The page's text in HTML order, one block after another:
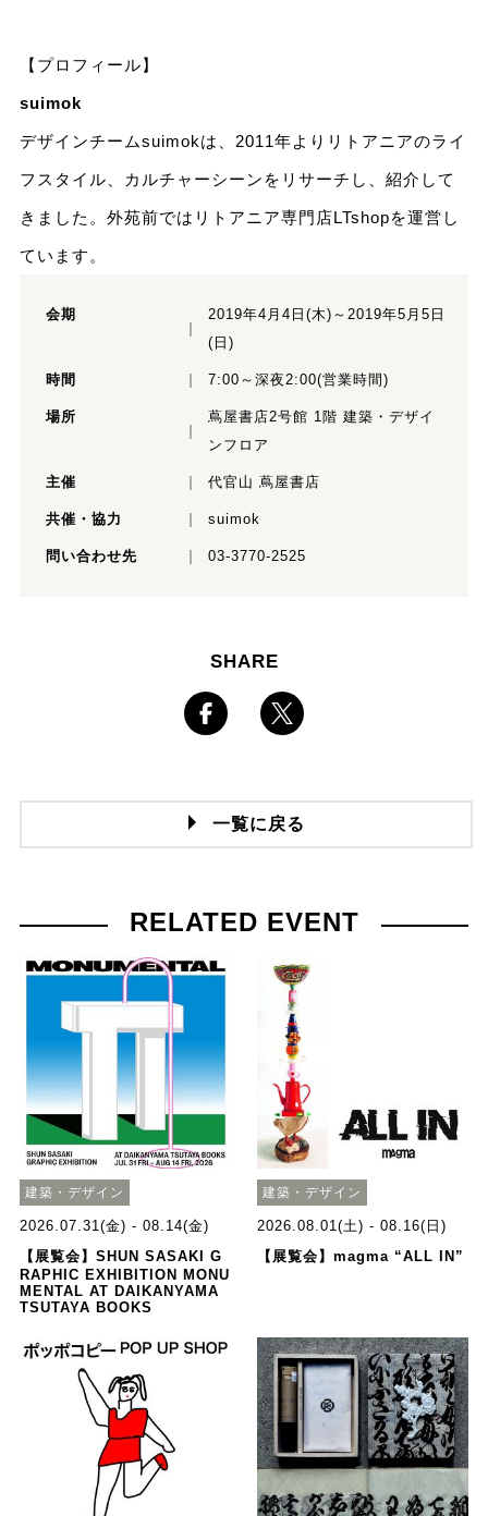
【プロフィール】
suimok
デザインチームsuimokは、2011年よりリトアニアのライ
フスタイル、カルチャーシーンをリサーチし、紹介して
きました。外苑前ではリトアニア専門店LTshopを運営し
ています。
会期
2019年4月4日(木)～2019年5月5日
(日)
時間 7:00～深夜2:00(営業時間)
場所
蔦屋書店2号館 1階 建築・デザイ
ンフロア
主催 代官山 蔦屋書店
共催・協力 suimok
問い合わせ先 03-3770-2525
SHARE
一覧に戻る
RELATED EVENT
建築・デザイン
2026.07.31(金) - 08.14(金)
【展覧会】SHUN SASAKI G
RAPHIC EXHIBITION MONU
MENTAL AT DAIKANYAMA
TSUTAYA BOOKS
建築・デザイン
2026.08.01(土) - 08.16(日)
【展覧会】magma “ALL IN”